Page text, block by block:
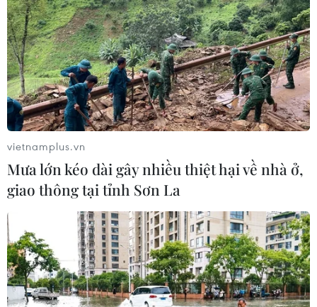
vietnamplus.vn
Mưa lớn kéo dài gây nhiều thiệt hại về nhà ở,
giao thông tại tỉnh Sơn La